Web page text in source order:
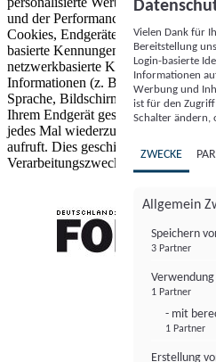
und der Performance von Inhalten
Cookies, Endgeräte- oder ähnliche
basierte Kennungen, zufällig
netzwerkbasierte Kennungen)
Informationen (z. B. Browsertyp
Sprache, Bildschirmgröße,
Ihrem Endgerät gespeichert oder
jedes Mal wiederzuerkennen, wenn
aufruft. Dies geschieht für einen
Verarbeitungszwecke.
Vielen Dank für
Bereitstellung
Login-basierte
Informationen
Werbung und
ist für den
Schalter ändern,
ZWECKE
Allgemein
Speichern
3 Partner
1 Partner
- mit
1 Partner
Erstellung
FONDS professionell